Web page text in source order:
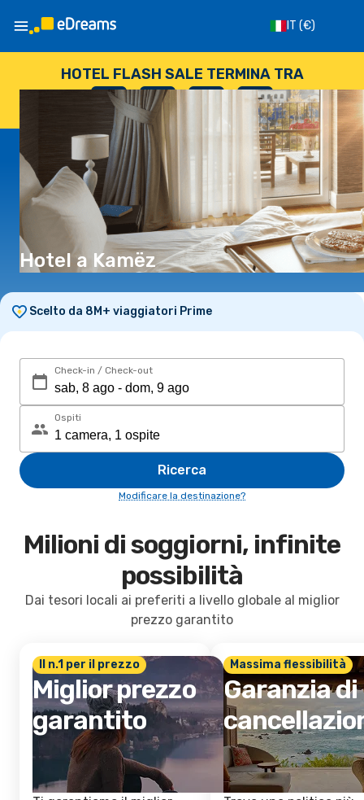
IT (€)
HOTEL FLASH SALE TERMINA TRA
--
GIORNI
: --
ORE
: --
SECONDI
Hotel a Kamëz
Scelto da 8M+ viaggiatori Prime
Check-in / Check-out
Ospiti
Ricerca
Modificare la destinazione?
Milioni di soggiorni, infinite
possibilità
Dai tesori locali ai preferiti a livello globale al miglior
prezzo garantito
Il n.1 per il prezzo
Miglior prezzo
garantito
Massima flessibilità
Garanzia di